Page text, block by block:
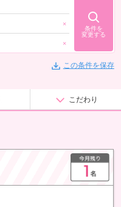
×
×
条件を
変更する
この条件を保存
こだわり